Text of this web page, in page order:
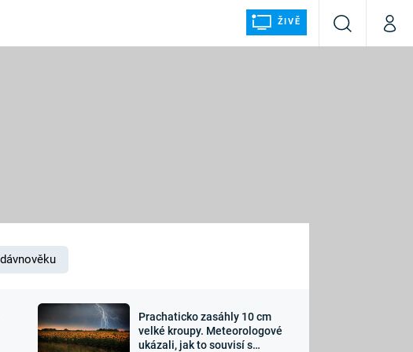
ŽIVĚ
VyhledáváníMůj
Sledujte nás
Prachaticko zasáhly 10 cm
velké kroupy. Meteorologové
ukázali, jak to souvisí s